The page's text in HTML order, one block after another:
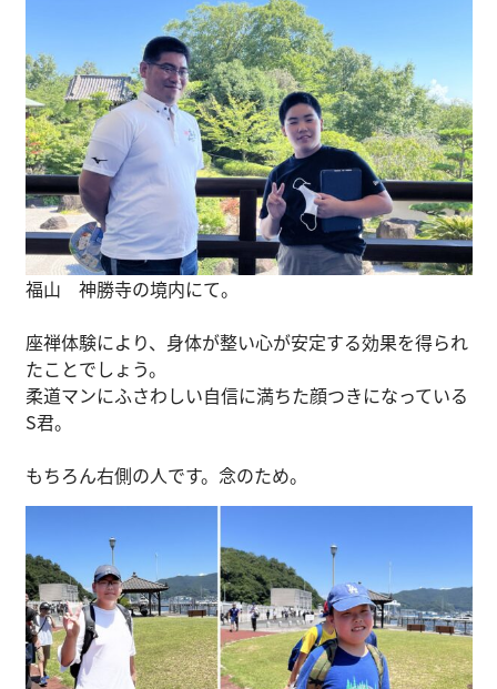
福山 神勝寺の境内にて。
座禅体験により、身体が整い心が安定する効果を得られ
たことでしょう。
柔道マンにふさわしい自信に満ちた顔つきになっている
S君。
もちろん右側の人です。念のため。